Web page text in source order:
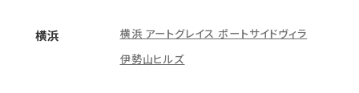
横浜
横浜 アートグレイス ポートサイドヴィラ
伊勢山ヒルズ